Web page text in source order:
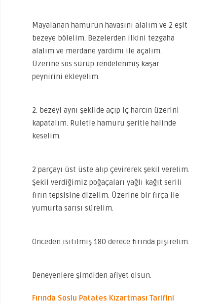
Mayalanan hamurun havasını alalım ve 2 eşit
bezeye bölelim. Bezelerden ilkini tezgaha
alalım ve merdane yardımı ile açalım.
Üzerine sos sürüp rendelenmiş kaşar
peynirini ekleyelim.
2. bezeyi aynı şekilde açıp iç harcın üzerini
kapatalım. Ruletle hamuru şeritle halinde
keselim.
2 parçayı üst üste alıp çevirerek şekil verelim.
Şekil verdiğimiz poğaçaları yağlı kağıt serili
fırın tepsisine dizelim. Üzerine bir fırça ile
yumurta sarısı sürelim.
Önceden ısıtılmış 180 derece fırında pişirelim.
Deneyenlere şimdiden afiyet olsun.
Fırında Soslu Patates Kızartması Tarifini